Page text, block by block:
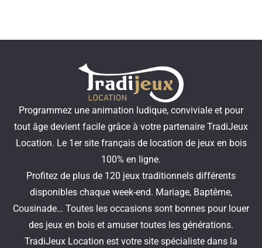
Programmez une animation ludique, conviviale et pour
tout âge devient facile grâce à votre partenaire TradiJeux
Location. Le 1er site français de location de jeux en bois
100% en ligne.
Profitez de plus de 120 jeux traditionnels différents
disponibles chaque week-end. Mariage, Baptême,
Cousinade… Toutes les occasions sont bonnes pour louer
des jeux en bois et amuser toutes les générations.
TradiJeux Location est votre site spécialiste dans la